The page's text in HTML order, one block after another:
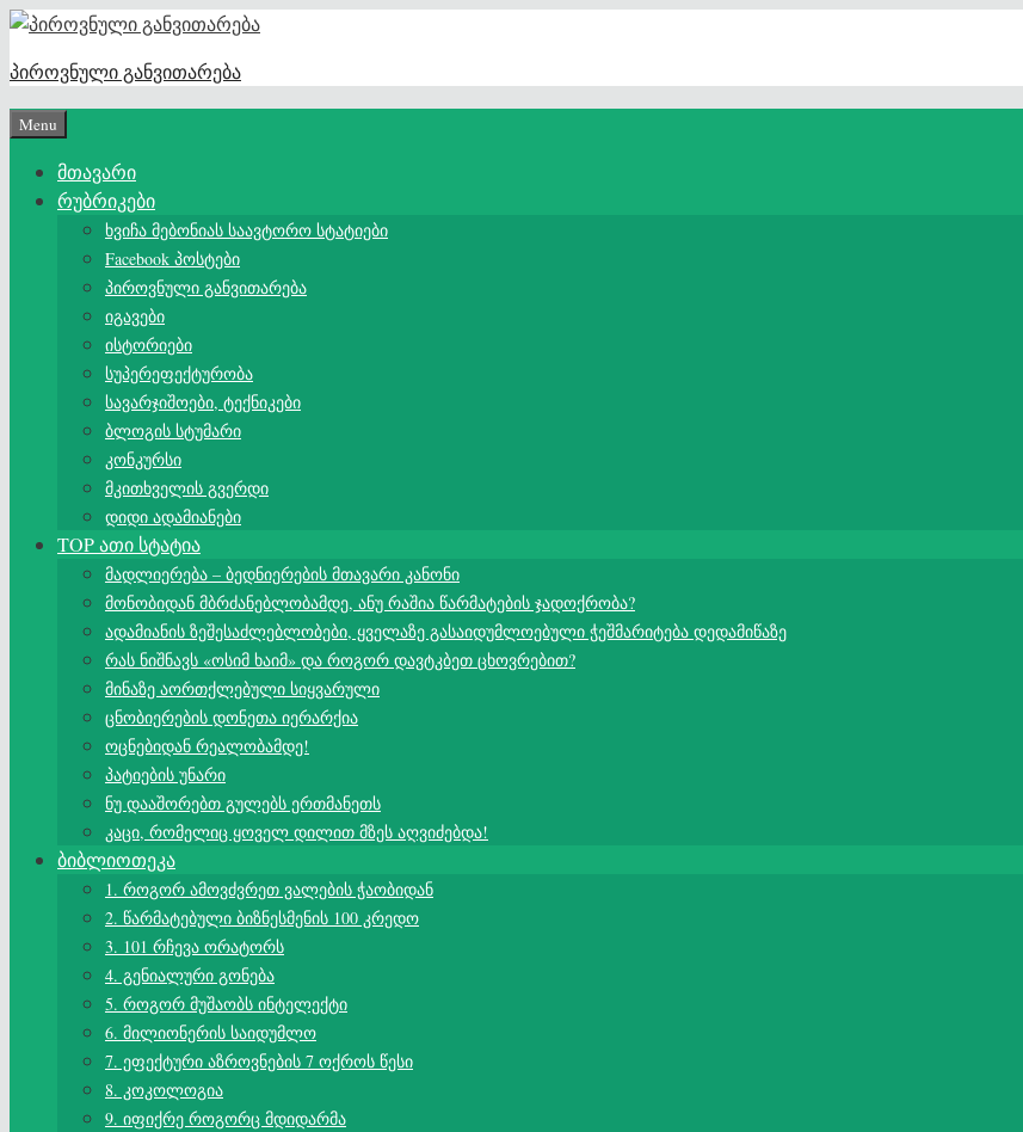
Skip
content
პიროვნული განვითარება
Menu
მთავარი
რუბრიკები
ხვიჩა მებონიას საავტორო სტატიები
Facebook პოსტები
პიროვნული განვითარება
იგავები
ისტორიები
სუპერეფექტურობა
სავარჯიშოები, ტექნიკები
ბლოგის სტუმარი
კონკურსი
მკითხველის გვერდი
დიდი ადამიანები
TOP ათი სტატია
მადლიერება – ბედნიერების მთავარი კანონი
მონობიდან მბრძანებლობამდე, ანუ რაშია წარმატების ჯადოქრობა?
ადამიანის ზეშესაძლებლობები, ყველაზე გასაიდუმლოებული ჭეშმარიტება დედამიწაზე
რას ნიშნავს «ოსიმ ხაიმ» და როგორ დავტკბეთ ცხოვრებით?
მინაზე აორთქლებული სიყვარული
ცნობიერების დონეთა იერარქია
ოცნებიდან რეალობამდე!
პატიების უნარი
ნუ დააშორებთ გულებს ერთმანეთს
კაცი, რომელიც ყოველ დილით მზეს აღვიძებდა!
ბიბლიოთეკა
1. როგორ ამოვძვრეთ ვალების ჭაობიდან
2. წარმატებული ბიზნესმენის 100 კრედო
3. 101 რჩევა ორატორს
4. გენიალური გონება
5. როგორ მუშაობს ინტელექტი
6. მილიონერის საიდუმლო
7. ეფექტური აზროვნების 7 ოქროს წესი
8. კოკოლოგია
9. იფიქრე როგორც მდიდარმა